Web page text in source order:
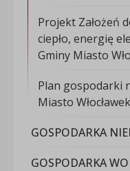
Projekt Założeń
ciepło, energię
Gminy Miasto
Plan gospodarki
Miasto Włocławek
GOSPODARKA
GOSPODARKA